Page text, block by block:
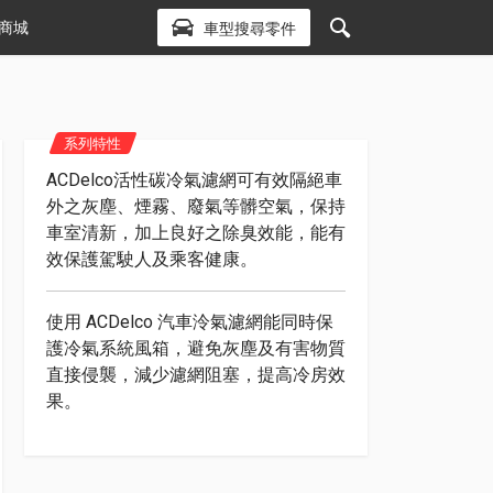
城 車型搜尋零件
系列特性
ACDelco活性碳冷氣濾網可有效隔絕車
外之灰塵、煙霧、廢氣等髒空氣，保持
車室清新，加上良好之除臭效能，能有
效保護駕駛人及乘客健康。
使用 ACDelco 汽車泠氣濾網能同時保
護冷氣系統風箱，避免灰塵及有害物質
直接侵襲，減少濾網阻塞，提高冷房效
果。